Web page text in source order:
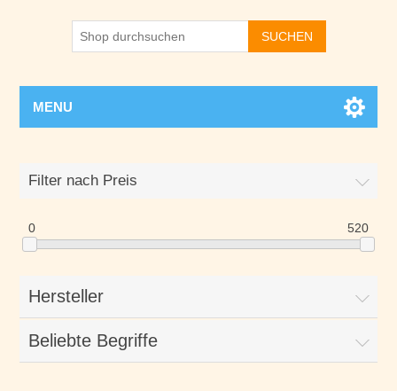
SUCHEN
MENU
Filter nach Preis
0 520
Hersteller
Beliebte Begriffe